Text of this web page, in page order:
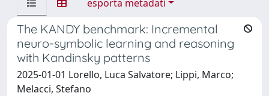
esporta metadati
The KANDY benchmark: Incremental
neuro-symbolic learning and reasoning
with Kandinsky patterns
2025-01-01 Lorello, Luca Salvatore; Lippi, Marco;
Melacci, Stefano